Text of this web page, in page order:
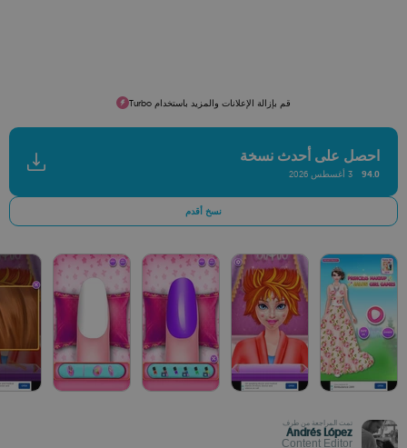
قم بإزالة الإعلانات والمزيد باستخدام Turbo
احصل على أحدث نسخة
94.0 3 أغسطس 2026
نسخ أقدم
تمت المراجعة من طرف
Andrés López
Content Editor